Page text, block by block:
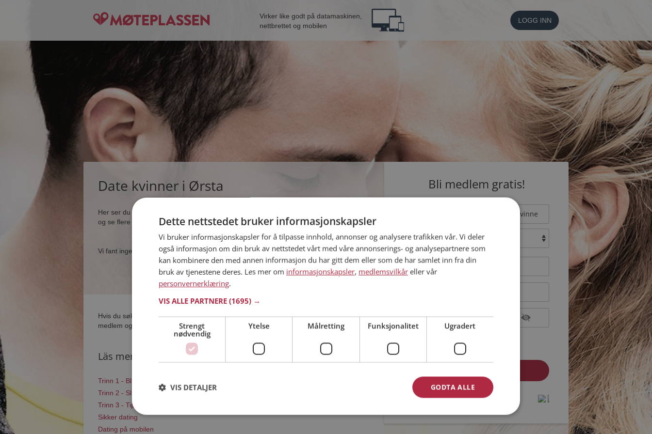
Virker like godt på datamaskinen,
nettbrettet og mobilen
LOGG INN
Date kvinner i Ørsta
Her ser du noen få blant de tusener single som dater på Møteplassen. Bli medlem nå,
og se flere single i nærheten av deg.
Vi fant ingen single som samsvarer med ditt søk.
Hvis du søker dating i Ørsta har du kommet til riktig sted. På Møteplassen kan du bli
medlem og søke blant tusenvis av datinginteresserte single i Ørsta
Läs mer
Trinn 1 - Bli medlem og lag en presentasjon
Trinn 2 - Slik fungerer våre søkefunksjoner
Trinn 3 - Tips til hvordan du tar kontakt
Sikker dating
Dating på mobilen
Bli medlem gratis!
Kvinne
Min alder:
Allerede medlem? Logg inn her »
protected by reCAPTCHA
Privacy-Terms
protected by reCAPTCHA
Privacy-Terms
Dette nettstedet bruker informasjonskapsler
Vi bruker informasjonskapsler for å tilpasse innhold, annonser og analysere trafikken vår. Vi deler
også informasjon om din bruk av nettstedet vårt med våre annonserings- og analysepartnere som
kan kombinere den med annen informasjon du har gitt dem eller som de har samlet inn fra din
bruk av tjenestene deres. Les mer om informasjonskapsler, medlemsvilkår eller vår
personvernerklæring.
VIS ALLE PARTNERE (1695) →
Strengt
nødvendig
Ytelse Målretting Funksjonalitet Ugradert
GODTA ALLE
VIS DETALJER